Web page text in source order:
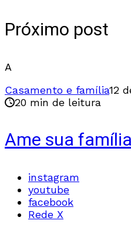
Próximo post
A
Casamento e família12
20 min de leitura
Ame sua
instagram
youtube
facebook
Rede X